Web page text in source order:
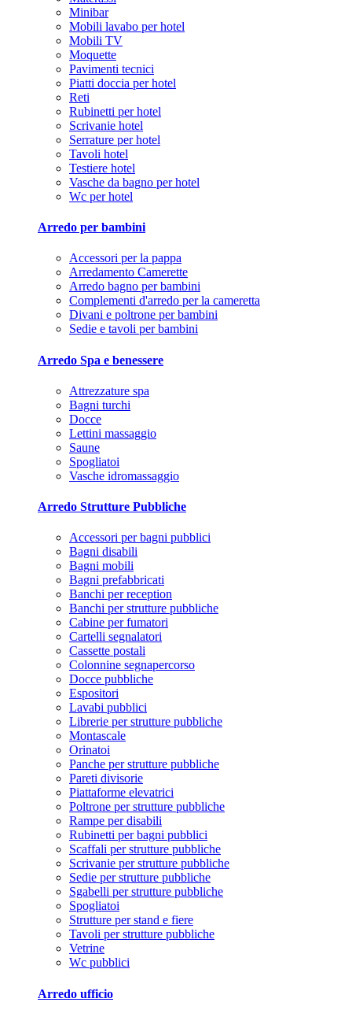
Minibar
Mobili lavabo per hotel
Mobili TV
Moquette
Pavimenti tecnici
Piatti doccia per hotel
Reti
Rubinetti per hotel
Scrivanie hotel
Serrature per hotel
Tavoli hotel
Testiere hotel
Vasche da bagno per hotel
Wc per hotel
Arredo per bambini
Accessori per la pappa
Arredamento Camerette
Arredo bagno per bambini
Complementi d'arredo per la cameretta
Divani e poltrone per bambini
Sedie e tavoli per bambini
Arredo Spa e benessere
Attrezzature spa
Bagni turchi
Docce
Lettini massaggio
Saune
Spogliatoi
Vasche idromassaggio
Arredo Strutture Pubbliche
Accessori per bagni pubblici
Bagni disabili
Bagni mobili
Bagni prefabbricati
Banchi per reception
Banchi per strutture pubbliche
Cabine per fumatori
Cartelli segnalatori
Cassette postali
Colonnine segnapercorso
Docce pubbliche
Espositori
Lavabi pubblici
Librerie per strutture pubbliche
Montascale
Orinatoi
Panche per strutture pubbliche
Pareti divisorie
Piattaforme elevatrici
Poltrone per strutture pubbliche
Rampe per disabili
Rubinetti per bagni pubblici
Scaffali per strutture pubbliche
Scrivanie per strutture pubbliche
Sedie per strutture pubbliche
Sgabelli per strutture pubbliche
Spogliatoi
Strutture per stand e fiere
Tavoli per strutture pubbliche
Vetrine
Wc pubblici
Arredo ufficio